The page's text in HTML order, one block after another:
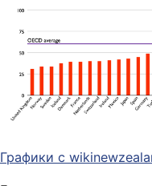
Графики с